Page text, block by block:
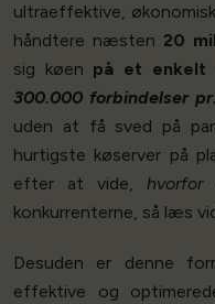
ultraeffektive,
håndtere næsten 20
sig køen på et enkelt
300.000 forbindelser
uden at få sved på
hurtigste køserver på
efter at vide, hvorfor
konkurrenterne, så læs
Desuden er denne
effektive og